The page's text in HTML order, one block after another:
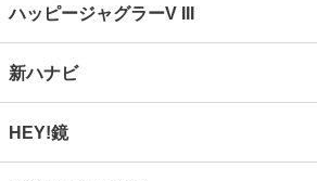
ハッピージャグラーV III
新ハナビ
HEY!鏡